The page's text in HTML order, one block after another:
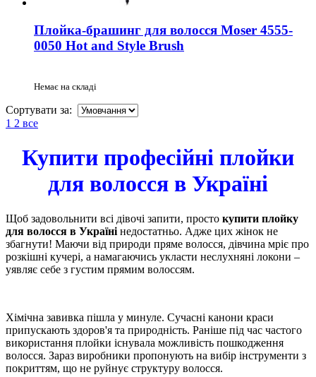
Плойка-брашинг для волосся Moser 4555-
0050 Hot and Style Brush
Немає на складі
Сортувати за:
1 2 все
Купити професійні плойки
для волосся в Україні
Щоб задовольнити всі дівочі запити, просто купити плойку
для волосся в Україні недостатньо. Адже цих жінок не
збагнути! Маючи від природи пряме волосся, дівчина мріє про
розкішні кучері, а намагаючись укласти неслухняні локони –
уявляє себе з густим прямим волоссям.
Хімічна завивка пішла у минуле. Сучасні канони краси
припускають здоров'я та природність. Раніше під час частого
використання плойки існувала можливість пошкодження
волосся. Зараз виробники пропонують на вибір інструменти з
покриттям, що не руйнує структуру волосся.